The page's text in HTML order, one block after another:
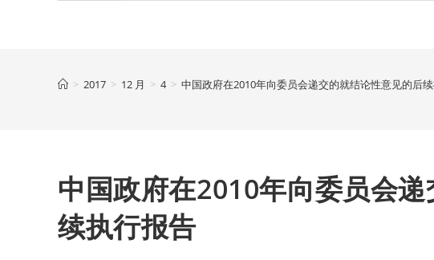
> 2017 > 12 月 > 4 > 中国政府在2010年向委员会递交的就结论性意见的后
中国政府在2010年向委员会
续执行报告